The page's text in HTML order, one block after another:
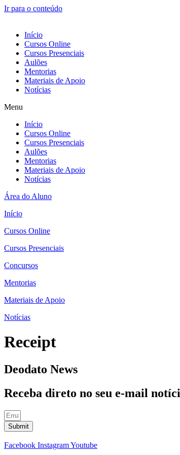
Ir para o conteúdo
Início
Cursos Online
Cursos Presenciais
Aulões
Mentorias
Materiais de Apoio
Notícias
Menu
Início
Cursos Online
Cursos Presenciais
Aulões
Mentorias
Materiais de Apoio
Notícias
Área do Aluno
Início
Cursos Online
Cursos Presenciais
Concursos
Mentorias
Materiais de Apoio
Notícias
Receipt
Deodato News
Receba direto no seu e-mail
Submit
Facebook InstagramYoutube